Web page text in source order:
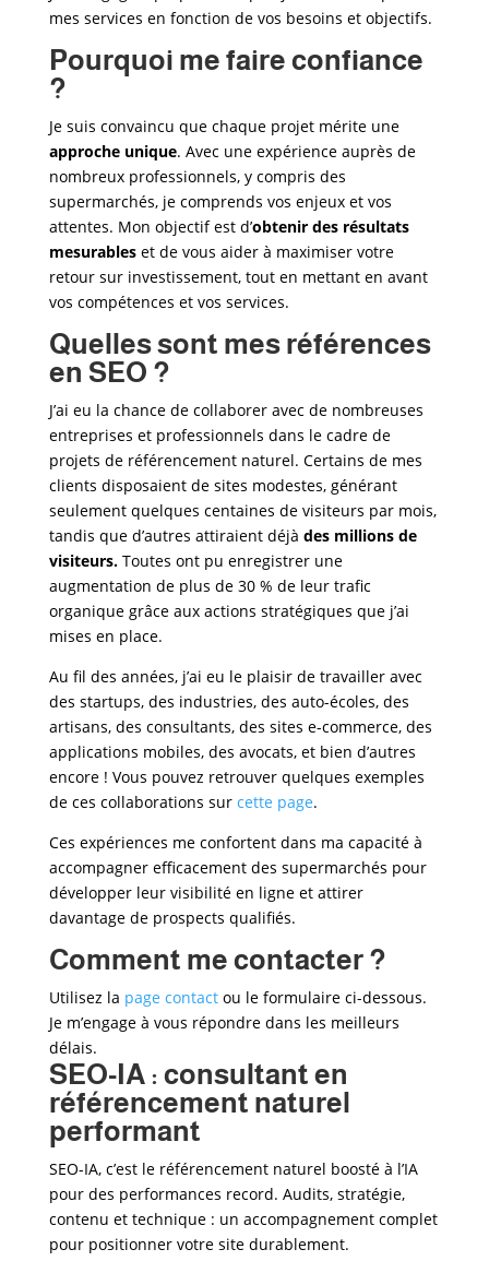
mes services en fonction de vos besoins et objectifs.
Pourquoi me faire confiance
?
Je suis convaincu que chaque projet mérite une
approche unique. Avec une expérience auprès de
nombreux professionnels, y compris des
supermarchés, je comprends vos enjeux et vos
attentes. Mon objectif est d’obtenir des résultats
mesurableset de vous aider à maximiser votre
retour sur investissement, tout en mettant en avant
vos compétences et vos services.
Quelles sont mes références
en SEO ?
J’ai eu la chance de collaborer avec de nombreuses
entreprises et professionnels dans le cadre de
projets de référencement naturel. Certains de mes
clients disposaient de sites modestes, générant
seulement quelques centaines de visiteurs par mois,
tandis que d’autres attiraient déjà des millions de
visiteurs.Toutes ont pu enregistrer une
augmentation de plus de 30 % de leur trafic
organique grâce aux actions stratégiques que j’ai
mises en place.
Au fil des années, j’ai eu le plaisir de travailler avec
des startups, des industries, des auto-écoles, des
artisans, des consultants, des sites e-commerce, des
applications mobiles, des avocats, et bien d’autres
encore ! Vous pouvez retrouver quelques exemples
de ces collaborations sur cette page.
Ces expériences me confortent dans ma capacité à
accompagner efficacement des supermarchés pour
développer leur visibilité en ligne et attirer
davantage de prospects qualifiés.
Comment me contacter ?
Utilisez la page contactou le formulaire ci-dessous.
Je m’engage à vous répondre dans les meilleurs
délais.
SEO-IA : consultant en
référencement naturel
performant
SEO-IA, c’est le référencement naturel boosté à l’IA
pour des performances record. Audits, stratégie,
contenu et technique : un accompagnement complet
pour positionner votre site durablement.